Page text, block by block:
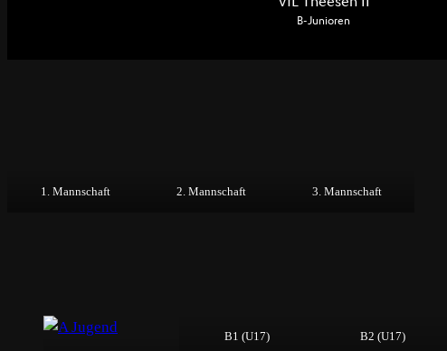
1. Mannschaft 2. Mannschaft 3. Mannschaft
B1 (U17) B2 (U17)